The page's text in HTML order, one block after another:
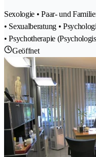
Sexologie • Paar- und
• Sexualberatung •
• Psychotherapie
Geöffnet